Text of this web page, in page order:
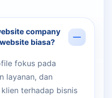
company
biasa?
fokus pada
layanan, dan
terhadap bisnis